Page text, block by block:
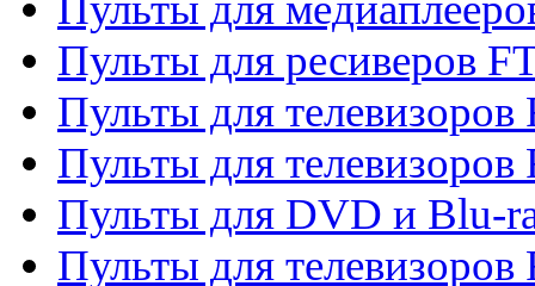
Пульты для ресиверов
Пульты для телевизоров
Пульты для телевизоров
Пульты для DVD и Blu-
Пульты для телевизоров